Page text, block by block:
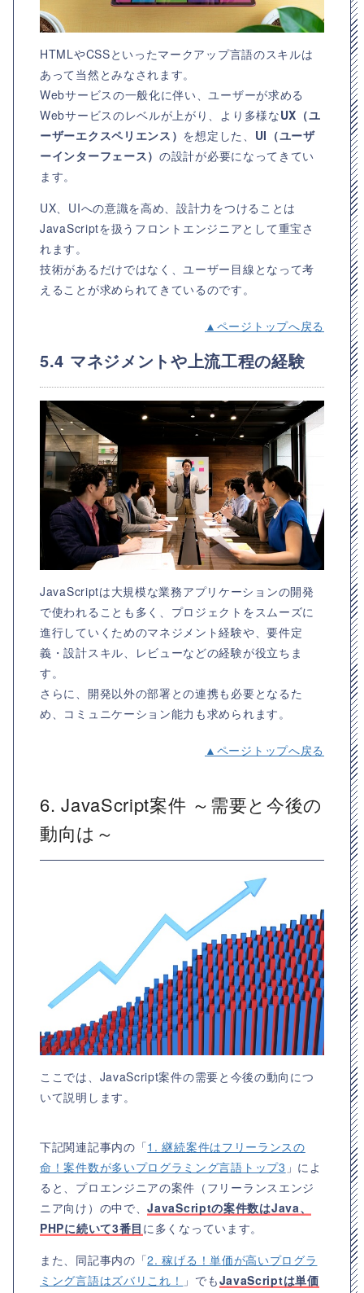
HTMLやCSSといったマークアップ言語のスキルは
あって当然とみなされます。
Webサービスの一般化に伴い、ユーザーが求める
Webサービスのレベルが上がり、より多様なUX（ユ
ーザーエクスペリエンス） を想定した、 UI（ユーザ
ーインターフェース） の設計が必要になってきてい
ます。
UX、UIへの意識を高め、設計力をつけることは
JavaScriptを扱うフロントエンジニアとして重宝さ
れます。
技術があるだけではなく、ユーザー目線となって考
えることが求められてきているのです。
▲ページトップへ戻る
5.4 マネジメントや上流工程の経験
JavaScriptは大規模な業務アプリケーションの開発
で使われることも多く、プロジェクトをスムーズに
進行していくためのマネジメント経験や、要件定
義・設計スキル、レビューなどの経験が役立ちま
す。
さらに、開発以外の部署との連携も必要となるた
め、コミュニケーション能力も求められます。
▲ページトップへ戻る
6. JavaScript案件 ～需要と今後の
動向は～
ここでは、JavaScript案件の需要と今後の動向につ
いて説明します。
下記関連記事内の「1. 継続案件はフリーランスの
命！案件数が多いプログラミング言語トップ3 」によ
ると、プロエンジニアの案件（フリーランスエンジ
ニア向け）の中で、JavaScriptの案件数はJava、
PHPに続いて3番目 に多くなっています。
また、同記事内の「2. 稼げる！単価が高いプログラ
ミング言語はズバリこれ！ 」でもJavaScriptは単価